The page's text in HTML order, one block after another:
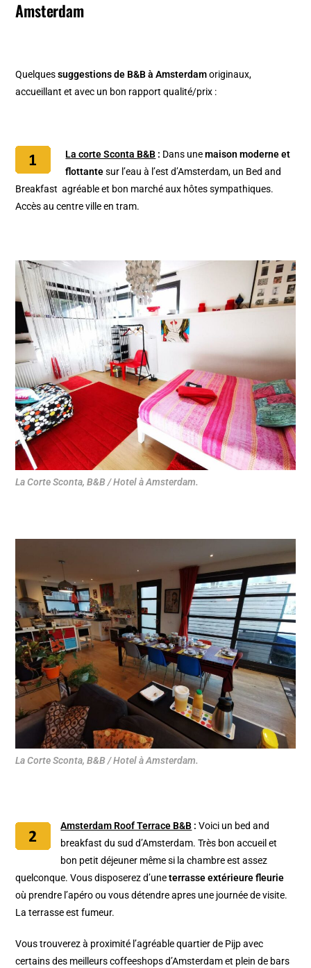
Amsterdam
Quelquessuggestions de B&B à Amsterdamoriginaux,
accueillant et avec un bon rapport qualité/prix :
La corte Sconta B&B : Dans unemaison moderne et
flottantesur l’eau à l’est d’Amsterdam, un Bed and
Breakfast agréable et bon marché aux hôtes sympathiques.
Accès au centre ville en tram.
La Corte Sconta, B&B / Hotel à Amsterdam.
La Corte Sconta, B&B / Hotel à Amsterdam.
Amsterdam Roof Terrace B&B :Voici un bed and
breakfast du sud d’Amsterdam. Très bon accueil et
bon petit déjeuner même si la chambre est assez
quelconque. Vous disposerez d’uneterrasse extérieure fleurie
où prendre l’apéro ou vous détendre apres une journée de visite.
La terrasse est fumeur.
Vous trouverez à proximité l’agréable quartier de Pijp avec
certains des meilleurs coffeeshops d’Amsterdam et plein de bars